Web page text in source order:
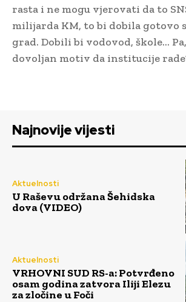
rasta i ne mogu vjerovati da to
milijarda KM, to bi dobila gotovo
grad. Dobili bi vodovod, škole…
dovoljan motiv da institucije
Najnovije vijesti
Aktuelnosti
U Raševu održana Šehidska
dova (VIDEO)
Aktuelnosti
VRHOVNI SUD RS-a: Potvrđeno
osam godina zatvora Iliji Elezu
za zločine u Foči